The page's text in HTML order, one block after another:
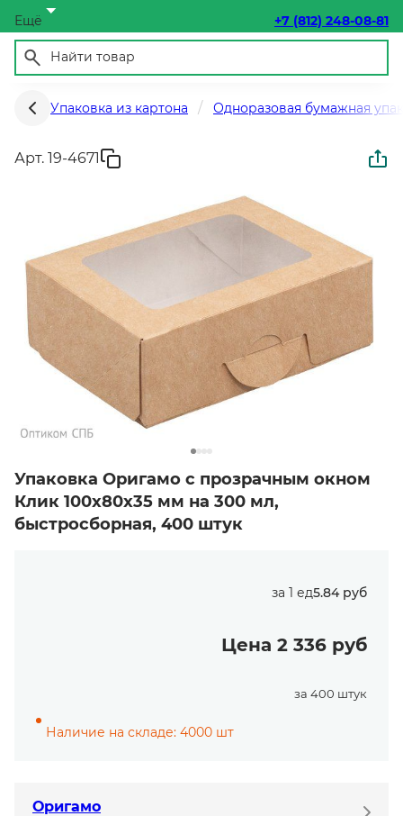
Ещё +7 (812) 248-08-81
Упаковка из картона Одноразовая бумажная
Арт. 19-4671
Упаковка Оригамо с прозрачным окном
Клик 100х80х35 мм на 300 мл,
быстросборная, 400 штук
за 1 ед5.84 руб
Цена 2 336 руб
за 400 штук
Наличие на складе: 4000 шт
Оригамо